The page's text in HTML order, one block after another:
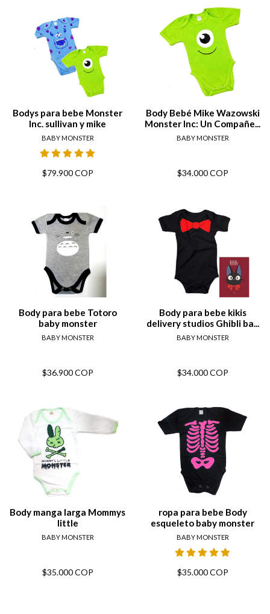
Bodys para bebe Monster
Inc. sullivan y mike
BABY MONSTER
$79.900 COP
Body Bebé Mike Wazowski
Monster Inc: Un Compañe...
BABY MONSTER
$34.000 COP
Body para bebe Totoro
baby monster
BABY MONSTER
$36.900 COP
Body para bebe kikis
delivery studios Ghibli ba...
BABY MONSTER
$34.000 COP
Body manga larga Mommys
little
BABY MONSTER
$35.000 COP
ropa para bebe Body
esqueleto baby monster
BABY MONSTER
$35.000 COP